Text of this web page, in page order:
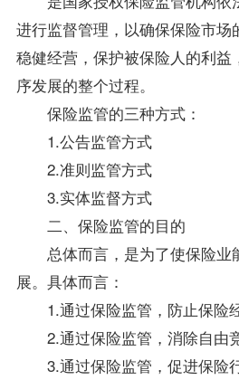
进行监督管理，以确保保险市场
稳健经营，保护被保险人的利
序发展的整个过程。
保险监管的三种方式：
1.公告监管方式
2.准则监管方式
3.实体监督方式
二、保险监管的目的
总体而言，是为了使保险业
展。具体而言：
1.通过保险监管，防止保险经
2.通过保险监管，消除自由竞
3.通过保险监管，促进保险